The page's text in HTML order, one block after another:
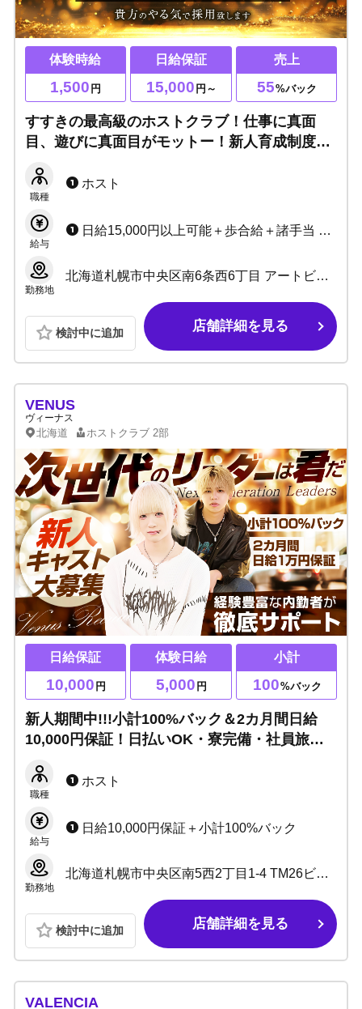
体験時給
1,500 円
日給保証
15,000 円～
売上
55%バック
すすきの最高級のホストクラブ！仕事に真面
目、遊びに真面目がモットー！新人育成制度あ
心！社員旅行、レクリエーションも多数開催☆
職種
ホスト
給与
日給15,000円以上可能＋歩合給＋諸手当 日給とは別で新人手当支給あり！
勤務地
北海道札幌市中央区南6条西6丁目 アートビル4F
検討中に追加 店舗詳細を見る
VENUS
ヴィーナス
北海道 ホストクラブ 2部
日給保証
10,000 円
体験日給
5,000 円
小計
100%バック
新人期間中!!!小計100%バック＆2カ月間日給
10,000円保証！日払いOK・寮完備・社員旅行
勤者が徹底サポート！
職種
ホスト
給与
日給10,000円保証＋小計100%バック
勤務地
北海道札幌市中央区南5西2丁目1-4 TM26ビル 4F
検討中に追加 店舗詳細を見る
VALENCIA